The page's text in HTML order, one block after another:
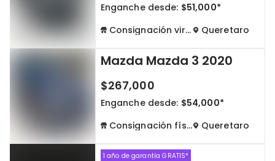
Negociar precio
Borrar todo
Enganche desde: $51,000*
Consignación virtual
Queretaro
Mazda Mazda 3 2020
$267,000
Enganche desde: $54,000*
Consignación física
Queretaro
1 año de garantía GRATIS*